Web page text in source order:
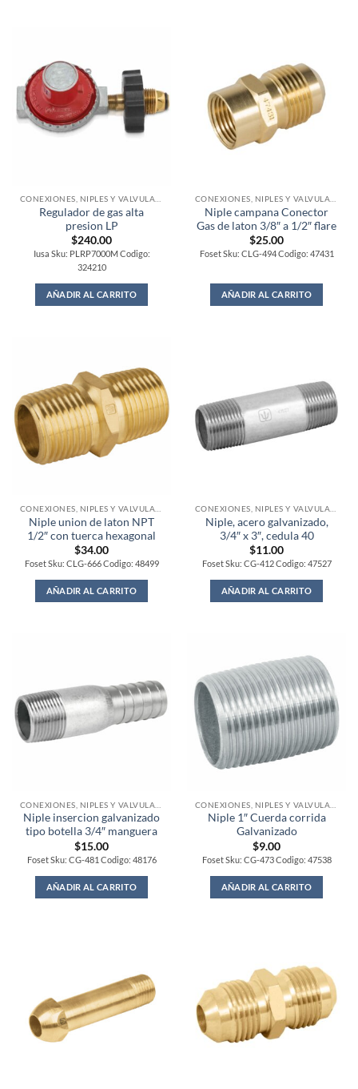
Regulador de gas alta
presion LP
$240.00
Iusa Sku: PLRP7000M Codigo:
324210
AÑADIR AL CARRITO
Niple campana Conector
Gas de laton 3/8″ a 1/2″ flare
$25.00
Foset Sku: CLG-494 Codigo: 47431
AÑADIR AL CARRITO
Niple union de laton NPT
1/2″ con tuerca hexagonal
$34.00
Foset Sku: CLG-666 Codigo: 48499
AÑADIR AL CARRITO
Niple, acero galvanizado,
3/4″ x 3″, cedula 40
$11.00
Foset Sku: CG-412 Codigo: 47527
AÑADIR AL CARRITO
Niple insercion galvanizado
tipo botella 3/4″ manguera
$15.00
Foset Sku: CG-481 Codigo: 48176
AÑADIR AL CARRITO
Niple 1″ Cuerda corrida
Galvanizado
$9.00
Foset Sku: CG-473 Codigo: 47538
AÑADIR AL CARRITO